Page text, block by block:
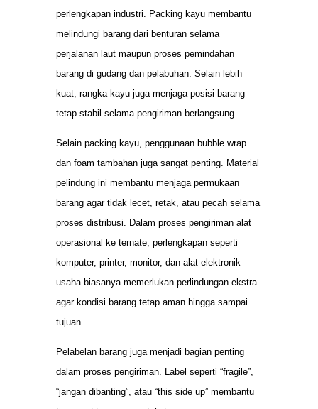
perlengkapan industri. Packing kayu membantu
melindungi barang dari benturan selama
perjalanan laut maupun proses pemindahan
barang di gudang dan pelabuhan. Selain lebih
kuat, rangka kayu juga menjaga posisi barang
tetap stabil selama pengiriman berlangsung.
Selain packing kayu, penggunaan bubble wrap
dan foam tambahan juga sangat penting. Material
pelindung ini membantu menjaga permukaan
barang agar tidak lecet, retak, atau pecah selama
proses distribusi. Dalam proses pengiriman alat
operasional ke ternate, perlengkapan seperti
komputer, printer, monitor, dan alat elektronik
usaha biasanya memerlukan perlindungan ekstra
agar kondisi barang tetap aman hingga sampai
tujuan.
Pelabelan barang juga menjadi bagian penting
dalam proses pengiriman. Label seperti “fragile”,
“jangan dibanting”, atau “this side up” membantu